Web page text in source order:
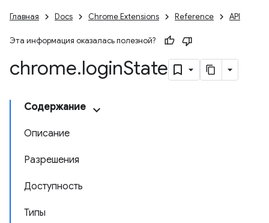
Главная Docs Chrome Extensions Reference API
Эта информация оказалась полезной?
chrome.loginState
Содержание
Описание
Разрешения
Доступность
Типы